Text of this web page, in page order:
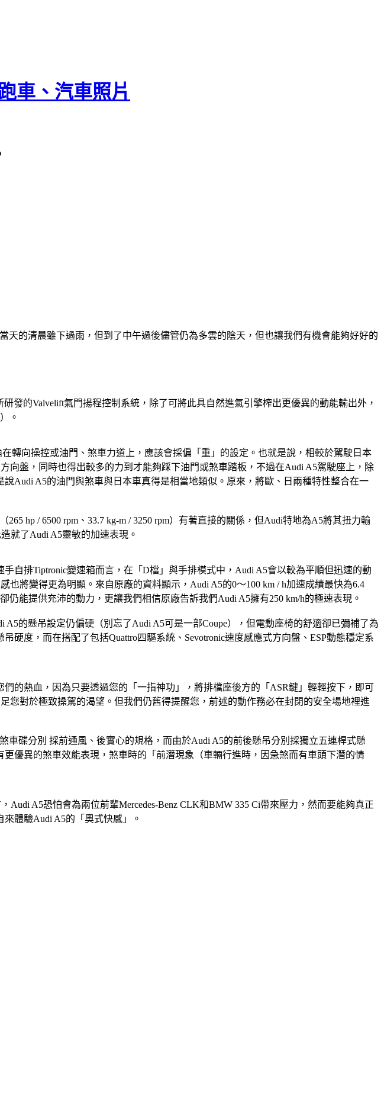
車、汽車照片
天的清晨雖下過雨，但到了中午過後儘管仍為多雲的陰天，但也讓我們有機會能夠好好的
發的Valvelift氣門揚程控制系統，除了可將此具自然進氣引擎榨出更優異的動能輸出外，
。
轉向操控或油門、煞車力道上，應該會採偏「重」的設定。也就是說，相較於駕駛日本
盤，同時也得出較多的力到才能夠踩下油門或煞車踏板，不過在Audi A5駕駛座上，除
Audi A5的油門與煞車與日本車真得是相當地類似。原來，將歐、日兩種特性整合在一
hp / 6500 rpm、33.7 kg-m / 3250 rpm）有著直接的關係，但Audi特地為A5將其扭力輸
就了Audi A5靈敏的加速表現。
自排Tiptronic變速箱而言，在「D檔」與手排模式中，Audi A5會以較為平順但迅速的動
將變得更為明顯。來自原廠的資料顯示，Audi A5的0～100 km / h加速成績最快為6.4
能提供充沛的動力，更讓我們相信原廠告訴我們Audi A5擁有250 km/h的極速表現。
的懸吊設定仍偏硬（別忘了Audi A5可是一部Coupe），但電動座椅的舒適卻已彌補了為
度，而在搭配了包括Quattro四驅系統、Sevotronic速度感應式方向盤、ESP動態穩定系
的熱血，因為只要透過您的「一指神功」，將排檔座後方的「ASR鍵」輕輕按下，即可
您對於極致操駕的渴望。但我們仍舊得提醒您，前述的動作務必在封閉的安全場地裡進
碟分別 採前通風、後實心的規格，而由於Audi A5的前後懸吊分別採獨立五連桿式懸
優異的煞車效能表現，煞車時的「前潛現象（車輛行進時，因急煞而有車頭下潛的情
A5恐怕會為兩位前輩Mercedes-Benz CLK和BMW 335 Ci帶來壓力，然而要能夠真正
體驗Audi A5的「奧式快感」。